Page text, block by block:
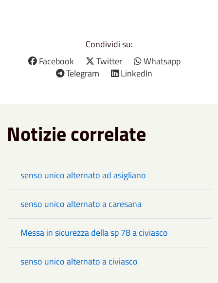
Condividi su:
Facebook
Twitter
Whatsapp
Telegram
LinkedIn
Notizie correlate
senso unico alternato ad asigliano
senso unico alternato a caresana
Messa in sicurezza della sp 78 a civiasco
senso unico alternato a civiasco